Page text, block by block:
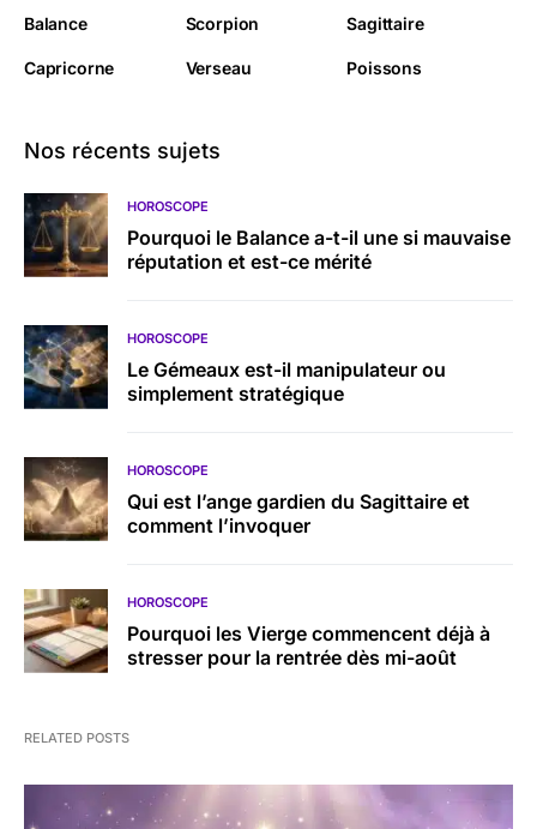
Balance Scorpion Sagittaire
Capricorne Verseau Poissons
Nos récents sujets
HOROSCOPE
Pourquoi le Balance a-t-il une si mauvaise
réputation et est-ce mérité
HOROSCOPE
Le Gémeaux est-il manipulateur ou
simplement stratégique
HOROSCOPE
Qui est l’ange gardien du Sagittaire et
comment l’invoquer
HOROSCOPE
Pourquoi les Vierge commencent déjà à
stresser pour la rentrée dès mi-août
RELATED POSTS